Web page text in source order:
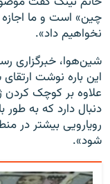
چین» است و ما
نخواهیم داد».
شین‌هوا، خبرگزاری
این باره نوشت
علاوه بر کوچک کردن
دنبال دارد که به طور
رویارویی بیشتر در
شود».